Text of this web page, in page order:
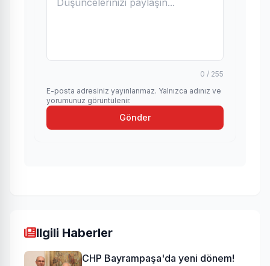
0 / 255
E-posta adresiniz yayınlanmaz. Yalnızca adınız ve
yorumunuz görüntülenir.
Gönder
Ilgili Haberler
CHP Bayrampaşa'da yeni dönem!